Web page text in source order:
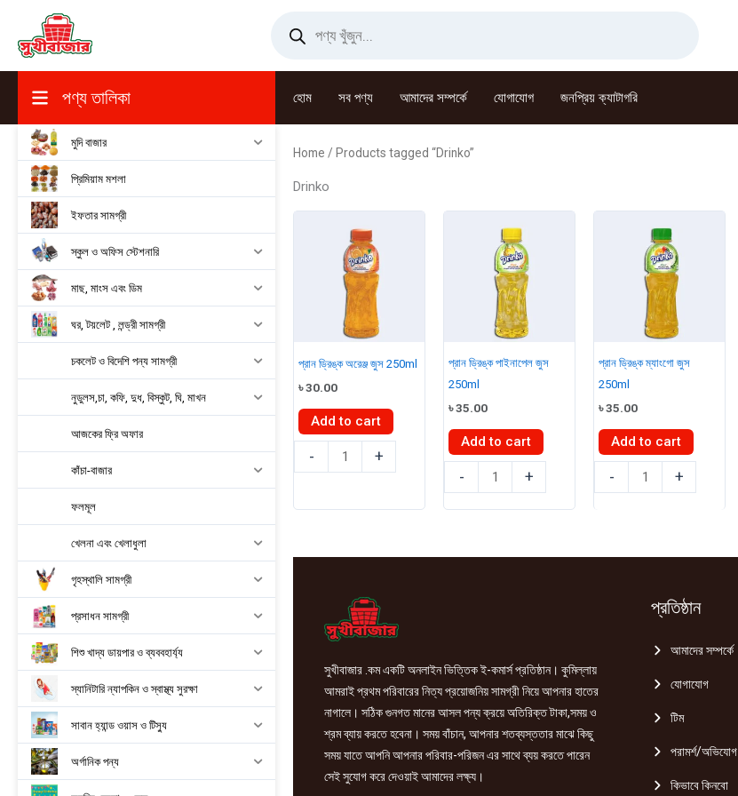
content
search
পণ্য তালিকা হোম সব পণ্য আমাদের সম্পর্কে যোগাযোগ জনপ্রিয় ক্যাটাগরি
মুদি বাজার
প্রিমিয়াম মশলা
ইফতার সামগ্রী
স্কুল ও অফিস স্টেশনারি
মাছ, মাংস এবং ডিম
ঘর, টয়লেট , লন্ড্রী সামগ্রী
চকলেট ও বিদেশি পন্য সামগ্রী
নুডুলস,চা, কফি, দুধ, বিস্কুট, ঘি, মাখন
আজকের ফ্রি অফার
কাঁচা-বাজার
ফলমূল
খেলনা এবং খেলাধুলা
গৃহস্থালি সামগ্রী
প্রসাধন সামগ্রী
শিশু খাদ্য ডায়পার ও ব্যববহার্য্য
স্যানিটারি ন্যাপকিন ও স্বাস্থ্য সুরক্ষা
সাবান হ্যান্ড ওয়াস ও টিস্যু
অর্গানিক পন্য
Home / Products tagged “Drinko”
Drinko
প্রান ড্রিঙ্ক অরেঞ্জ জুস 250ml
৳30.00
Add to cart
-
ড্রিঙ্ক
জুস
quantity
+
প্রান ড্রিঙ্ক পাইনাপেল জুস
250ml
৳35.00
Add to cart
-
ড্রিঙ্ক
পাইনাপেল
250ml
+
প্রান ড্রিঙ্ক ম্যাংগো জুস
250ml
৳35.00
Add to cart
-
ড্রিঙ্ক
250ml
+
সুখীবাজার .কম একটি অনলাইন ভিত্তিক ই-কমার্স প্রতিষ্ঠান। কুমিল্লায়
আমরাই প্রথম পরিবারের নিত্য প্রয়োজনিয় সামগ্রী নিয়ে আপনার হাতের
নাগালে। সঠিক গুনগত মানের আসল পন্য ক্রয়ে অতিরিক্ত টাকা,সময় ও
শ্রম ব্যায় করতে হবেনা। সময় বাঁচান, আপনার শতব্যস্ততার মাঝে কিছু
সময় যাতে আপনি আপনার পরিবার-পরিজন এর সাথে ব্যয় করতে পারেন
সেই সুযোগ করে দেওয়াই আমাদের লক্ষ্য।
প্রতিষ্ঠান
আমাদের সম্পর্কে
যোগাযোগ
টিম
পরামর্শ/অভিযোগ
কিভাবে কিনবো